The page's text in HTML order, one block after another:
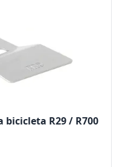
R29 / R700